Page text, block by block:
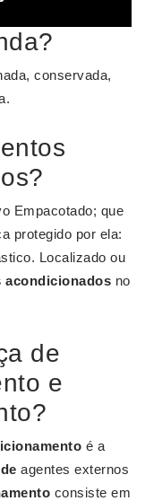
conservada,
Empacotado; que
protegido por ela:
Localizado ou
acondicionados no
de
e
é a
de agentes externos
consiste em